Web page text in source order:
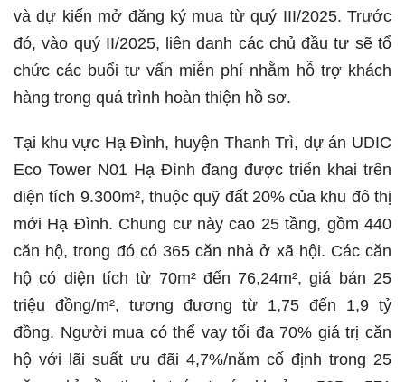
và dự kiến mở đăng ký mua từ quý III/2025. Trước
đó, vào quý II/2025, liên danh các chủ đầu tư sẽ tổ
chức các buổi tư vấn miễn phí nhằm hỗ trợ khách
hàng trong quá trình hoàn thiện hồ sơ.
Tại khu vực Hạ Đình, huyện Thanh Trì, dự án UDIC
Eco Tower N01 Hạ Đình đang được triển khai trên
diện tích 9.300m², thuộc quỹ đất 20% của khu đô thị
mới Hạ Đình. Chung cư này cao 25 tầng, gồm 440
căn hộ, trong đó có 365 căn nhà ở xã hội. Các căn
hộ có diện tích từ 70m² đến 76,24m², giá bán 25
triệu đồng/m², tương đương từ 1,75 đến 1,9 tỷ
đồng. Người mua có thể vay tối đa 70% giá trị căn
hộ với lãi suất ưu đãi 4,7%/năm cố định trong 25